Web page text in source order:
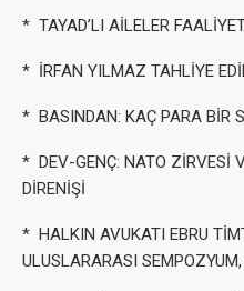
* TAYAD’LI AİLELER
* İRFAN YILMAZ TAHLİYE
* BASINDAN: KAÇ PARA BİR
* DEV-GENÇ: NATO ZİRVESİ
DİRENİŞİ
* HALKIN AVUKATI EBRU
ULUSLARARASI